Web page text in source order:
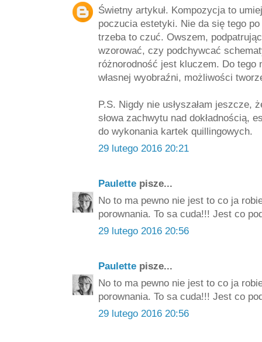
Świetny artykuł. Kompozycja to
poczucia estetyki. Nie da się tego
trzeba to czuć. Owszem,
wzorować, czy podchywcać
różnorodność jest kluczem. Do tego
własnej wyobraźni, możliwości
P.S. Nigdy nie usłyszałam jeszcze,
słowa zachwytu nad dokładnością,
do wykonania kartek quillingowych.
29 lutego 2016 20:21
Paulette pisze...
No to ma pewno nie jest to co ja
porownania. To sa cuda!!! Jest co
29 lutego 2016 20:56
Paulette pisze...
No to ma pewno nie jest to co ja
porownania. To sa cuda!!! Jest co
29 lutego 2016 20:56